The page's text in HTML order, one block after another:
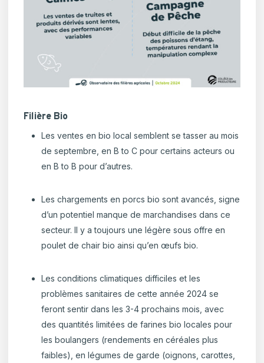
Filière Bio
Les ventes en bio local semblent se tasser au mois
de septembre, en B to C pour certains acteurs ou
en B to B pour d’autres.
Les chargements en porcs bio sont avancés, signe
d’un potentiel manque de marchandises dans ce
secteur. Il y a toujours une légère sous offre en
poulet de chair bio ainsi qu’en œufs bio.
Les conditions climatiques difficiles et les
problèmes sanitaires de cette année 2024 se
feront sentir dans les 3-4 prochains mois, avec
des quantités limitées de farines bio locales pour
les boulangers (rendements en céréales plus
faibles), en légumes de garde (oignons, carottes,